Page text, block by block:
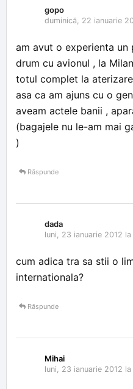
gopo
duminică, 22 ianuarie
am avut o experienta un
drum cu avionul , la
totul complet la
asa ca am ajuns cu o
aveam actele banii ,
(bagajele nu le-am mai
)
Răspunde
dada
luni, 23 ianuarie 2012 la
cum adica tra sa stii o
internationala?
Răspunde
Mihai
luni, 23 ianuarie 2012 la